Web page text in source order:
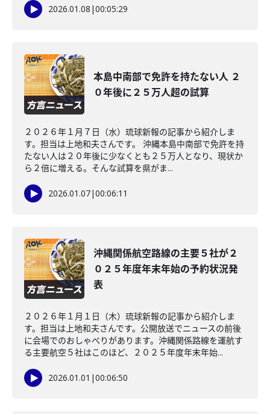
2026.01.08 |00:05:29
本島中南部で免許を持たない人 ２
０年後に２５万人超の試算
２０２６年１月７日（水）琉球新報の記事から紹介しま
す。担当は上地和夫さんです。 沖縄本島中南部で免許を持
たない人は２０年後に少なくとも２５万人となり、現状か
ら２倍に増える。そんな試算を県がま...
2026.01.07|00:06:11
沖縄関係航空路線の主要５社が２
０２５年度年末年始の予約状況発
表
２０２６年１月１日（木）琉球新報の記事から紹介しま
す。担当は上地和夫さんです。公開放送でニュースの前後
に会場でのおしゃべりがあります。沖縄関係路線を運航す
る主要航空５社はこのほど、２０２５年度年末年始...
2026.01.01 |00:06:50